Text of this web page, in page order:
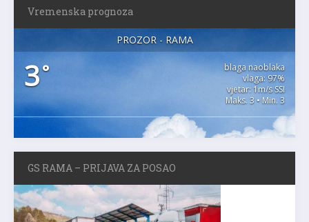
Vremenska prognoza
PROZOR - RAMA
3°
blaga naoblaka
vlaga: 97%
vjetar: 1m/s SSI
Maks. 3 • Min. 3
GS RAMA – PRIJAVA ZA POSAO